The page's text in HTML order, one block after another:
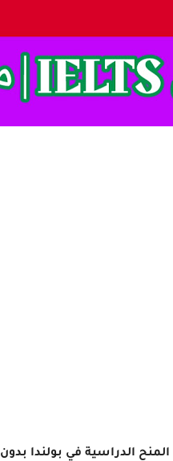
المنح الدراسية في بولندا بدون IELTS